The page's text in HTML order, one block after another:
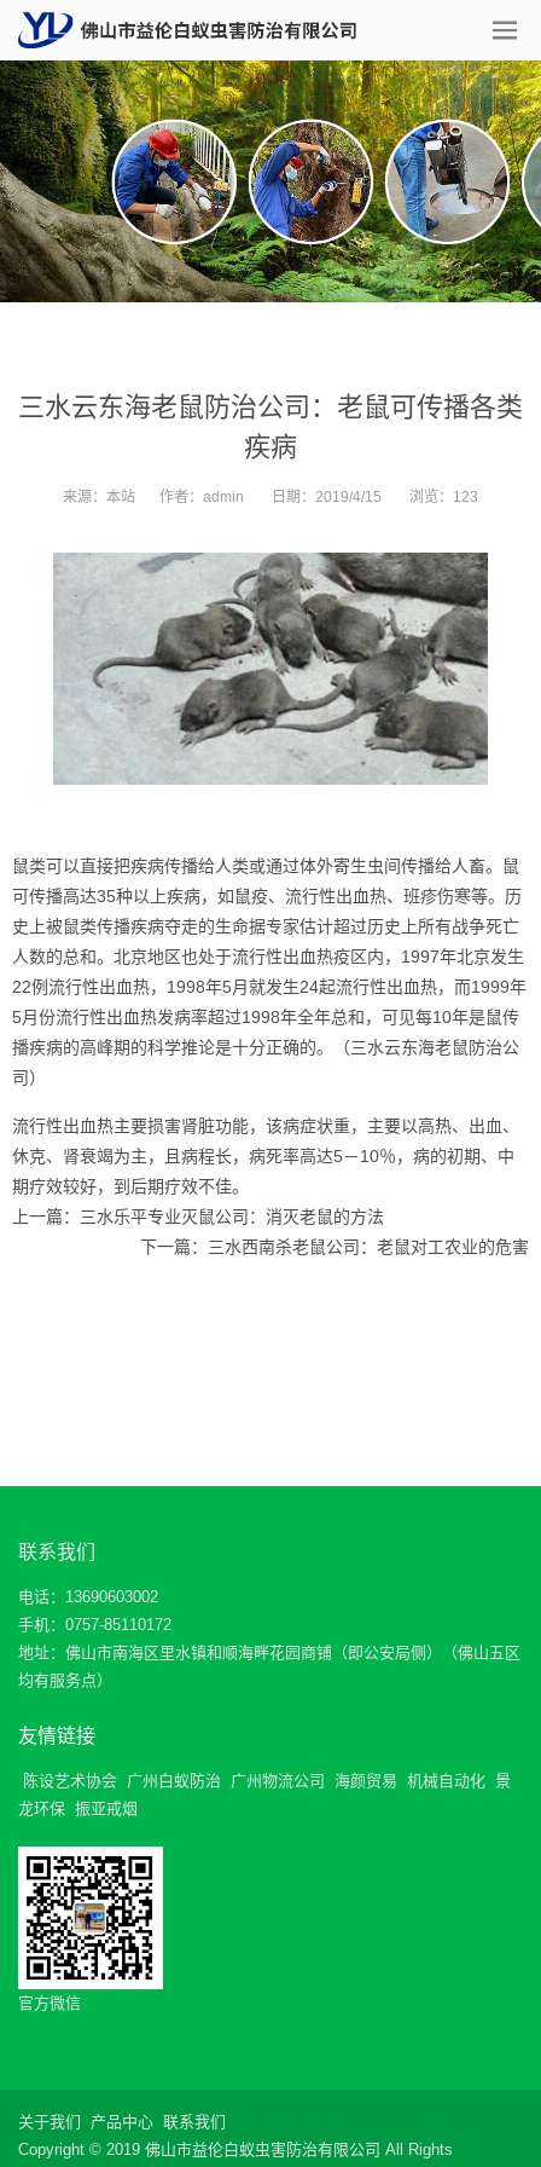
三水云东海老鼠防治公司：老鼠可传播各类
疾病
来源： 本站 作者： admin 日期： 2019/4/15 浏览： 123
鼠类可以直接把疾病传播给人类或通过体外寄生虫间传播给人畜。鼠
可传播高达35种以上疾病，如鼠疫、流行性出血热、班疹伤寒等。历
史上被鼠类传播疾病夺走的生命据专家估计超过历史上所有战争死亡
人数的总和。北京地区也处于流行性出血热疫区内，1997年北京发生
22例流行性出血热，1998年5月就发生24起流行性出血热，而1999年
5月份流行性出血热发病率超过1998年全年总和，可见每10年是鼠传
播疾病的高峰期的科学推论是十分正确的。（三水云东海老鼠防治公
司）
流行性出血热主要损害肾脏功能，该病症状重，主要以高热、出血、
休克、肾衰竭为主，且病程长，病死率高达5－10％，病的初期、中
期疗效较好，到后期疗效不佳。
上一篇： 三水乐平专业灭鼠公司：消灭老鼠的方法
下一篇： 三水西南杀老鼠公司：老鼠对工农业的危害
联系我们
电话：13690603002
手机：0757-85110172
地址：佛山市南海区里水镇和顺海畔花园商铺（即公安局侧）（佛山五区
均有服务点）
友情链接
陈设艺术协会 广州白蚁防治 广州物流公司 海颜贸易 机械自动化 景
龙环保 振亚戒烟
官方微信
关于我们 产品中心 联系我们
Copyright © 2019 佛山市益伦白蚁虫害防治有限公司 All Rights